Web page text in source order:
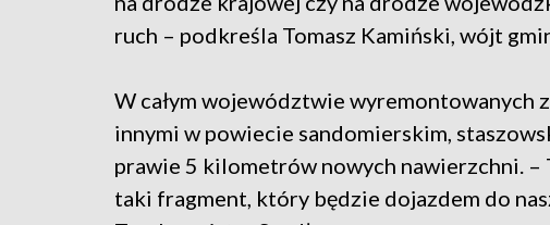
ruch – podkreśla Tomasz Kamiński, wójt
W całym województwie
innymi w powiecie sandomierskim,
prawie 5 kilometrów nowych nawierzchni. –
taki fragment, który będzie dojazdem do